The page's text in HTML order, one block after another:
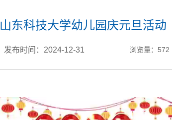
山东科技大学幼儿园庆元旦活动
发布时间：2024-12-31 浏览量： 572